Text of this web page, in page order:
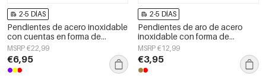
2-5 DÍAS
Pendientes de acero inoxidable
con cuentas en forma de
corazón, sencillos, de la serie
Daily Simple. Joyería para mujer.
MSRP €22,99
€6,95
2-5 DÍAS
Pendientes de aro de acero
inoxidable con forma de
corazón, sencillos, de la serie
Daily Simple, joyería para mujer.
MSRP €12,99
€3,95